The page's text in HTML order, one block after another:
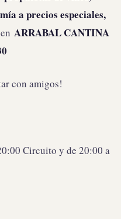
a precios especiales,
en ARRABAL CANTINA
con amigos!
Circuito y de 20:00 a